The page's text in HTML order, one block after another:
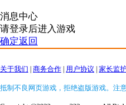
消息中心
请登录后进入游戏
确定返回
关于我们 商务合作 用户协议 家长监
抵制不良网页游戏，拒绝盗版游戏。注